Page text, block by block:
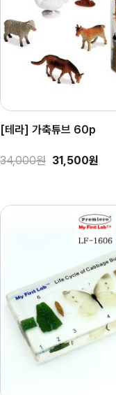
[테라] 가축튜브 60p
34,000원 31,500원